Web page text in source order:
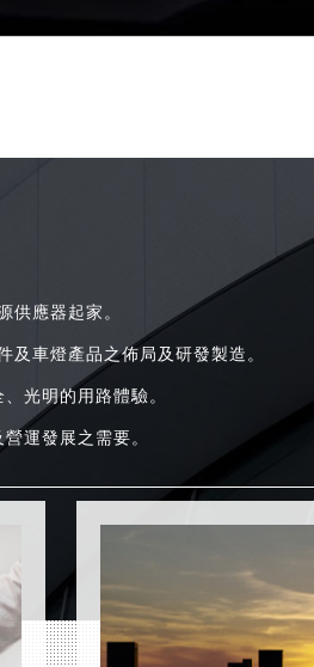
應器起家。
車燈產品之佈局及研發製造。
光明的用路體驗。
運發展之需要。